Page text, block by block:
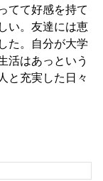
てて好感を持て
い。友達には恵
た。自分が大学
活はあっという
と充実した日々